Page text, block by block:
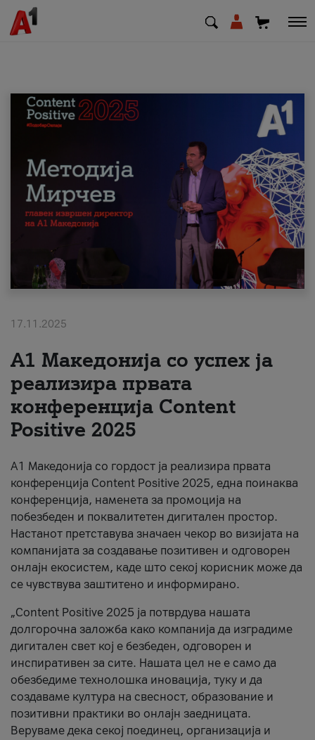
МК EN
Приватни Деловни
Поддршка
Надополни кредит
#ПодобарОнлајн
17.11.2025
А1 Македонија со успех ја
реализира првата
конференција Content
Positive 2025
А1 Македонија со гордост ја реализира првата
конференција Content Positive 2025, една поинаква
конференција, наменета за промоција на
побезбеден и поквалитетен дигитален простор.
Настанот претставува значаен чекор во визијата на
компанијата за создавање позитивен и одговорен
онлајн екосистем, каде што секој корисник може да
се чувствува заштитено и информирано.
„Content Positive 2025 ја потврдува нашата
долгорочна заложба како компанија да изградиме
дигитален свет кој е безбеден, одговорен и
инспиративен за сите. Нашата цел не е само да
обезбедиме технолошка иновација, туку и да
создаваме култура на свесност, образование и
позитивни практики во онлајн заедницата.
Веруваме дека секој поединец, организација и